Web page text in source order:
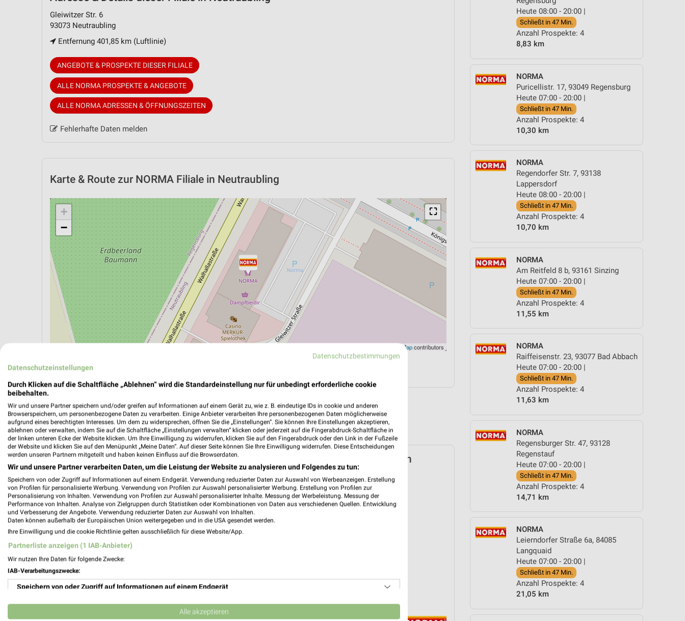
Heute 08:00 - 20:00 |
Schließt in 47 Min.
Anzahl Prospekte: 4
8,83 km
NORMA
Puricellistr. 17, 93049 Regensburg
Heute 07:00 - 20:00 |
Schließt in 47 Min.
Anzahl Prospekte: 4
10,30 km
NORMA
Regendorfer Str. 7, 93138
Lappersdorf
Heute 08:00 - 20:00 |
Schließt in 47 Min.
Anzahl Prospekte: 4
10,70 km
NORMA
Am Reitfeld 8 b, 93161 Sinzing
Heute 07:00 - 20:00 |
Schließt in 47 Min.
Anzahl Prospekte: 4
11,55 km
NORMA
Raiffeisenstr. 23, 93077 Bad Abbach
Heute 07:00 - 20:00 |
Schließt in 47 Min.
Anzahl Prospekte: 4
11,63 km
NORMA
Regensburger Str. 47, 93128
Regenstauf
Heute 07:00 - 20:00 |
Schließt in 47 Min.
Anzahl Prospekte: 4
14,71 km
NORMA
Leierndorfer Straße 6a, 84085
Langquaid
Heute 07:00 - 20:00 |
Schließt in 47 Min.
Anzahl Prospekte: 4
21,05 km
Gleiwitzer Str. 6
93073 Neutraubling
Entfernung 401,85 km (Luftlinie)
ANGEBOTE & PROSPEKTE DIESER FILIALE
ALLE NORMA PROSPEKTE & ANGEBOTE
ALLE NORMA ADRESSEN & ÖFFNUNGSZEITEN
Fehlerhafte Daten melden
Karte & Route zur NORMA Filiale in Neutraubling
⛶
+
−
OpenStreetMapcontributors
ÖPNV ANZEIGEN
Aktuelle Angebote in dieser Filiale
Anzahl Prospekte: 4
Letztes Prospektupdate: vor 6 Tagen
NORMA Prospekt für Neutraubling ab Mo. den
03.08.
Gültig von 03. Aug. bis 08. Aug.
📅 Kalendereintrag erstellen
Datenschutzbestimmungen
Datenschutzeinstellungen
Durch Klicken auf die Schaltfläche „Ablehnen“ wird die Standardeinstellung nur für unbedingt erforderliche cookie
beibehalten.
Wir und unsere Partner speichern und/oder greifen auf Informationen auf einem Gerät zu, wie z. B. eindeutige IDs in cookie und anderen
Browserspeichern, um personenbezogene Daten zu verarbeiten. Einige Anbieter verarbeiten Ihre personenbezogenen Daten möglicherweise
aufgrund eines berechtigten Interesses. Um dem zu widersprechen, öffnen Sie die „Einstellungen“. Sie können Ihre Einstellungen akzeptieren,
ablehnen oder verwalten, indem Sie auf die Schaltfläche „Einstellungen verwalten“ klicken oder jederzeit auf die Fingerabdruck-Schaltfläche in
der linken unteren Ecke der Website klicken. Um Ihre Einwilligung zu widerrufen, klicken Sie auf den Fingerabdruck oder den Link in der Fußzeile
der Website und klicken Sie auf den Menüpunkt „Meine Daten“. Auf dieser Seite können Sie Ihre Einwilligung widerrufen. Diese Entscheidungen
werden unseren Partnern mitgeteilt und haben keinen Einfluss auf die Browserdaten.
Wir und unsere Partner verarbeiten Daten, um die Leistung der Website zu analysieren und Folgendes zu tun:
Speichern von oder Zugriff auf Informationen auf einem Endgerät. Verwendung reduzierter Daten zur Auswahl von Werbeanzeigen. Erstellung
von Profilen für personalisierte Werbung. Verwendung von Profilen zur Auswahl personalisierter Werbung. Erstellung von Profilen zur
Personalisierung von Inhalten. Verwendung von Profilen zur Auswahl personalisierter Inhalte. Messung der Werbeleistung. Messung der
Performance von Inhalten. Analyse von Zielgruppen durch Statistiken oder Kombinationen von Daten aus verschiedenen Quellen. Entwicklung
und Verbesserung der Angebote. Verwendung reduzierter Daten zur Auswahl von Inhalten.
Daten können außerhalb der Europäischen Union weitergegeben und in die USA gesendet werden.
Ihre Einwilligung und die cookie Richtlinie gelten ausschließlich für diese Website/App.
Partnerliste anzeigen (1 IAB-Anbieter)
Wir nutzen Ihre Daten für folgende Zwecke:
IAB-Verarbeitungszwecke:
Speichern von oder Zugriff auf Informationen auf einem Endgerät
Verwendung reduzierter Daten zur Auswahl von Werbeanzeigen
Alle akzeptieren